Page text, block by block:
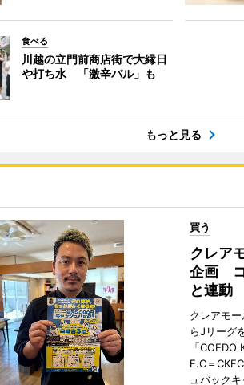
食べる
川越の立門前商店街で大縁日
や打ち水 「激辛バル」も
もっと見る
買う
クレア
企画 コ
と連動
クレアモ
らJリーグ
「
F.C＝
ュバック